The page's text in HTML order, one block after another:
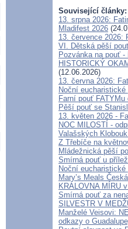
Související články:
13. srpna 2026:
Mladifest 2026
13. července 2026:
VI. Dětská pěší
Pozvánka na pouť
HISTORICKÝ
(12.06.2026)
13. června 2026:
Noční
Farní pouť FATYMu
Pěší pouť se
13. květen 2026 -
NOC MILOSTÍ -
Valašských
Z Třebíče na
Mládežnická pěší
Smírná pouť u
Noční
Mary’s Meals
KRÁLOVNA MÍRU
Smírná pouť za
SILVESTR V
Manželé Veisovi:
odkazy o